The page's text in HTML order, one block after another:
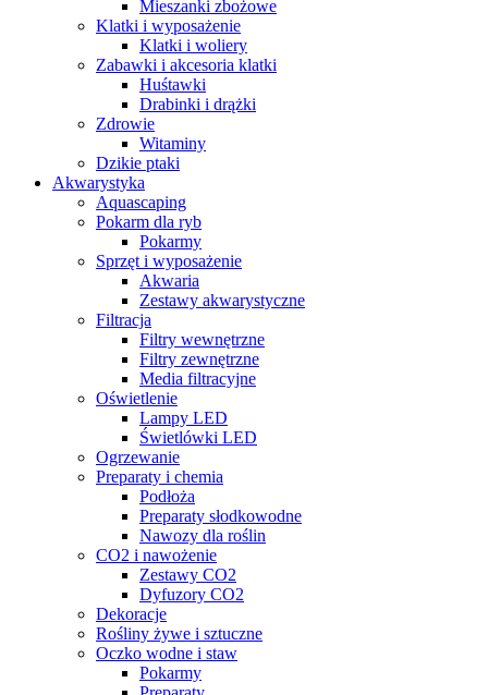
Mieszanki zbożowe
Klatki i wyposażenie
Klatki i woliery
Zabawki i akcesoria klatki
Huśtawki
Drabinki i drążki
Zdrowie
Witaminy
Dzikie ptaki
Akwarystyka
Aquascaping
Pokarm dla ryb
Pokarmy
Sprzęt i wyposażenie
Akwaria
Zestawy akwarystyczne
Filtracja
Filtry wewnętrzne
Filtry zewnętrzne
Media filtracyjne
Oświetlenie
Lampy LED
Świetlówki LED
Ogrzewanie
Preparaty i chemia
Podłoża
Preparaty słodkowodne
Nawozy dla roślin
CO2 i nawożenie
Zestawy CO2
Dyfuzory CO2
Dekoracje
Rośliny żywe i sztuczne
Oczko wodne i staw
Pokarmy